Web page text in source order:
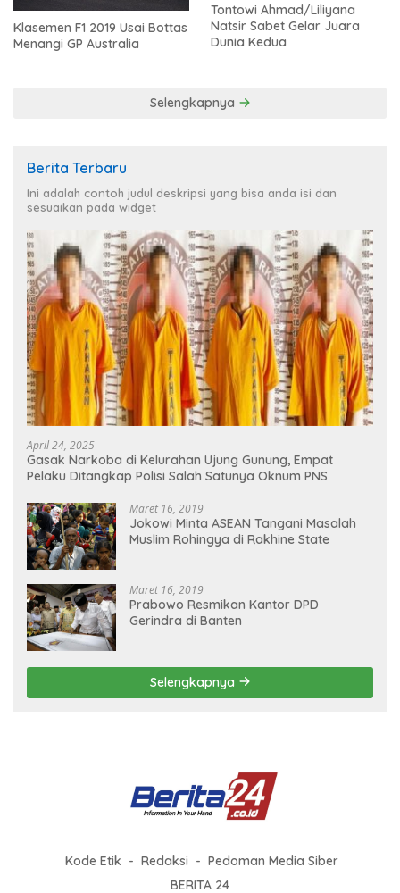
Klasemen F1 2019 Usai Bottas
Menangi GP Australia
Tontowi Ahmad/Liliyana
Natsir Sabet Gelar Juara
Dunia Kedua
Selengkapnya
Berita Terbaru
Ini adalah contoh judul deskripsi yang bisa anda isi dan
sesuaikan pada widget
April 24, 2025
Gasak Narkoba di Kelurahan Ujung Gunung, Empat
Pelaku Ditangkap Polisi Salah Satunya Oknum PNS
Maret 16, 2019
Jokowi Minta ASEAN Tangani Masalah
Muslim Rohingya di Rakhine State
Maret 16, 2019
Prabowo Resmikan Kantor DPD
Gerindra di Banten
Selengkapnya
Kode Etik Redaksi
Pedoman Media Siber
BERITA 24